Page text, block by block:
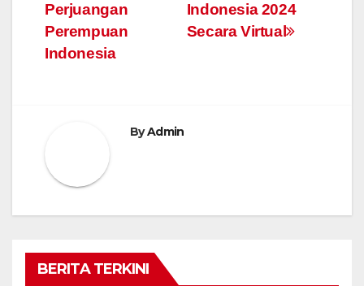
Indonesia 2024
Secara Virtual
Perjuangan
Perempuan
Indonesia
ByAdmin
BERITA TERKINI